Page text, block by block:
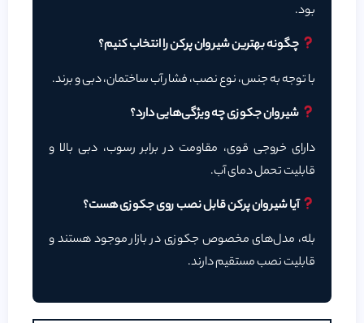
بود.
چگونه بهترین شیر وان پرکن را انتخاب کنیم؟
با توجه به جنس، نوع نصب، فشار آب ساختمان، دبی و برند.
شیر وان جکوزی چه ویژگی‌هایی دارد؟
دارای خروجی قوی، مقاومت در برابر رسوب، دبی بالا و
قابلیت تحمل دمای آب.
آیا شیر وان پرکن قابل نصب روی جکوزی هست؟
بله، مدل‌های مخصوص جکوزی در بازار موجود هستند و
قابلیت نصب مستقیم دارند.